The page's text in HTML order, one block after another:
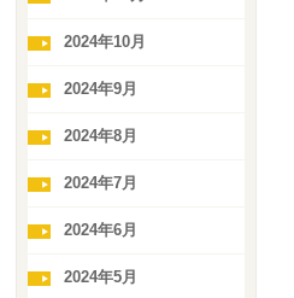
2024年10月
2024年9月
2024年8月
2024年7月
2024年6月
2024年5月